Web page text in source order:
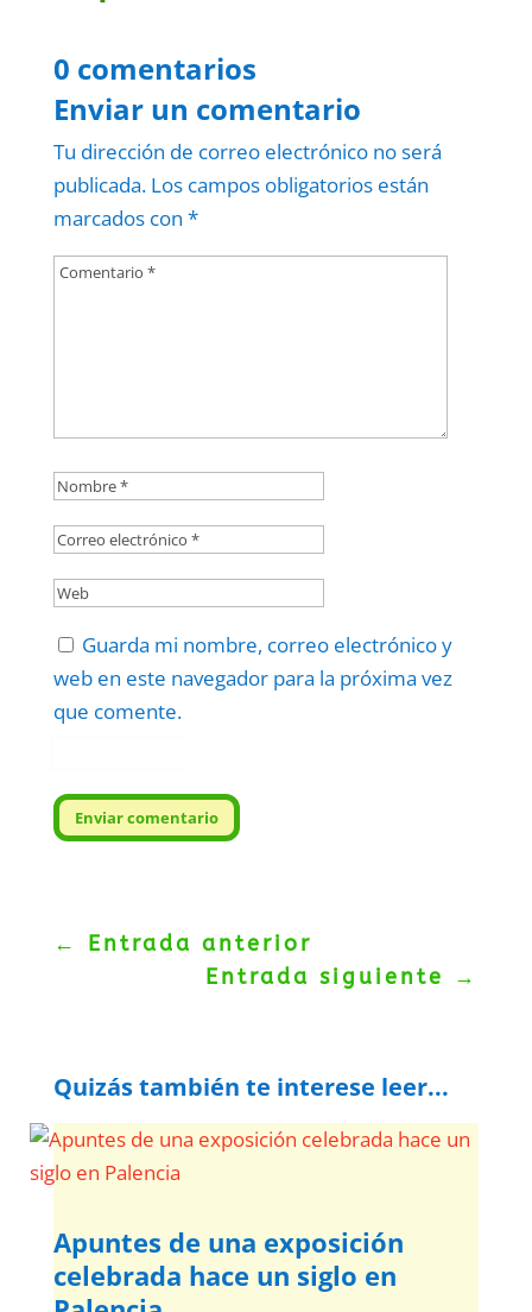
0 comentarios
Enviar un comentario
Tu dirección de correo electrónico no será
publicada. Los campos obligatorios están
marcados con *
Guarda mi nombre, correo electrónico y
web en este navegador para la próxima vez
que comente.
Enviar comentario
← Entrada anterior
Entrada siguiente
→
Quizás también te interese leer...
Apuntes de una exposición
celebrada hace un siglo en